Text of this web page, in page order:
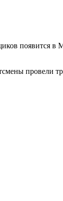
появится в
провели